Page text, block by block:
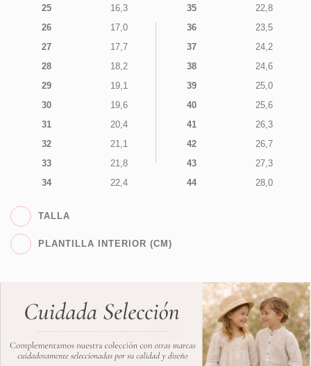
25
16,3
26
17,0
27
17,7
28
18,2
29
19,1
30
19,6
31
20,4
32
21,1
33
21,8
34
22,4
35
22,8
36
23,5
37
24,2
38
24,6
39
25,0
40
25,6
41
26,3
42
26,7
43
27,3
44
28,0
TALLA
PLANTILLA INTERIOR (CM)